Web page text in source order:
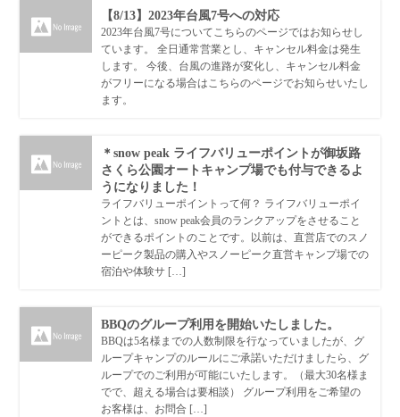
【8/13】2023年台風7号への対応
2023年台風7号についてこちらのページではお知らせし
ています。 全日通常営業とし、キャンセル料金は発生
します。 今後、台風の進路が変化し、キャンセル料金
がフリーになる場合はこちらのページでお知らせいたし
ます。
＊snow peak ライフバリューポイントが御坂路
さくら公園オートキャンプ場でも付与できるよ
うになりました！
ライフバリューポイントって何？ ライフバリューポイ
ントとは、snow peak会員のランクアップをさせること
ができるポイントのことです。以前は、直営店でのスノ
ーピーク製品の購入やスノーピーク直営キャンプ場での
宿泊や体験サ […]
BBQのグループ利用を開始いたしました。
BBQは5名様までの人数制限を行なっていましたが、グ
ループキャンプのルールにご承諾いただけましたら、グ
ループでのご利用が可能にいたします。（最大30名様ま
でで、超える場合は要相談） グループ利用をご希望の
お客様は、お問合 […]